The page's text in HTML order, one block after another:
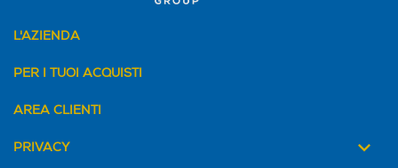
L'AZIENDA
PER I TUOI ACQUISTI
AREA CLIENTI
PRIVACY